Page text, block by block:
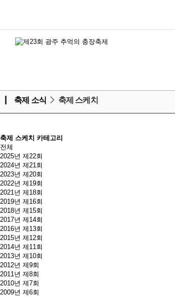
축제 소식 축제 스케치
축제 스케치 카테고리
전체
2025년 제22회
2024년 제21회
2023년 제20회
2022년 제19회
2021년 제18회
2019년 제16회
2018년 제15회
2017년 제14회
2016년 제13회
2015년 제12회
2014년 제11회
2013년 제10회
2012년 제9회
2011년 제8회
2010년 제7회
2009년 제6회